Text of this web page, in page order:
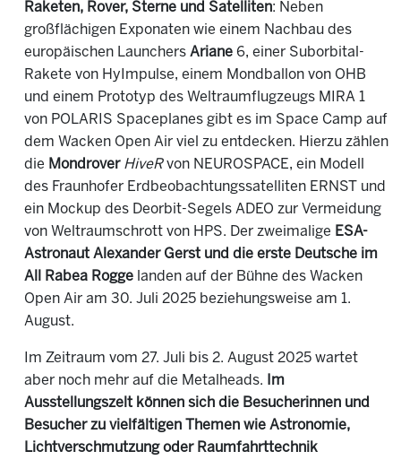
Raketen, Rover, Sterne und Satelliten: Neben
großflächigen Exponaten wie einem Nachbau des
europäischen Launchers Ariane 6, einer Suborbital-
Rakete von HyImpulse, einem Mondballon von OHB
und einem Prototyp des Weltraumflugzeugs MIRA 1
von POLARIS Spaceplanes gibt es im Space Camp auf
dem Wacken Open Air viel zu entdecken. Hierzu zählen
die Mondrover HiveRvon NEUROSPACE, ein Modell
des Fraunhofer Erdbeobachtungssatelliten ERNST und
ein Mockup des Deorbit-Segels ADEO zur Vermeidung
von Weltraumschrott von HPS. Der zweimalige ESA-
Astronaut Alexander Gerst und die erste Deutsche im
All Rabea Rogge landen auf der Bühne des Wacken
Open Air am 30. Juli 2025 beziehungsweise am 1.
August.
Im Zeitraum vom 27. Juli bis 2. August 2025 wartet
aber noch mehr auf die Metalheads.
Im
Ausstellungszelt können sich die Besucherinnen und
Besucher zu vielfältigen Themen wie Astronomie,
Lichtverschmutzung oder Raumfahrttechnik